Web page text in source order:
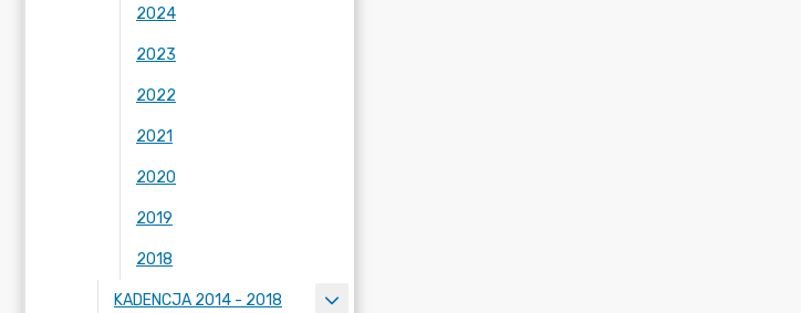
2024
2023
2022
2021
2020
2019
2018
KADENCJA 2014 - 2018